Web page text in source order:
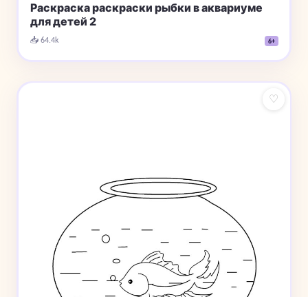
Раскраска раскраски рыбки в аквариуме
для детей 2
📥 64.4k 6+
♡